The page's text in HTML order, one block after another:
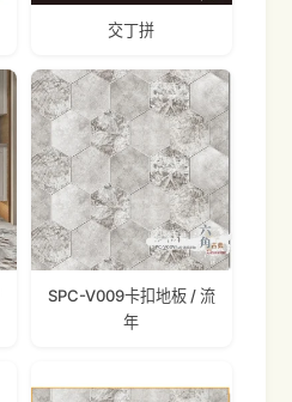
交丁拼
SPC-V009卡扣地板 / 流
年